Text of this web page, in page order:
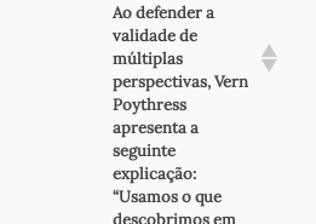
Ao defender a
validade de
múltiplas
perspectivas, Vern
Poythress
apresenta a
seguinte
explicação:
“Usamos o que
descobrimos em